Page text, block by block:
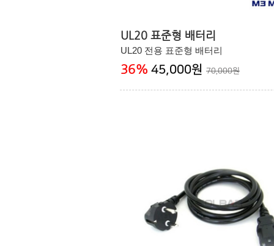
UL20 표준형 배터리
UL20 전용 표준형 배터리
36% 45,000원 70,000원